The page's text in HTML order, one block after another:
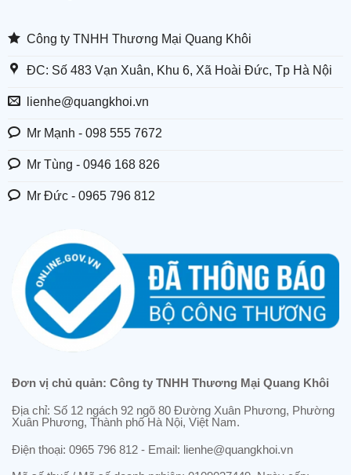
Công ty TNHH Thương Mại Quang Khôi
ĐC: Số 483 Vạn Xuân, Khu 6, Xã Hoài Đức, Tp Hà Nội
lienhe@quangkhoi.vn
Mr Mạnh - 098 555 7672
Mr Tùng - 0946 168 826
Mr Đức - 0965 796 812
Đơn vị chủ quản: Công ty TNHH Thương Mại Quang Khôi
Địa chỉ: Số 12 ngách 92 ngõ 80 Đường Xuân Phương, Phường
Xuân Phương, Thành phố Hà Nội, Việt Nam.
Điện thoại: 0965 796 812 - Email: lienhe@quangkhoi.vn